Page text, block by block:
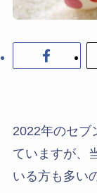
2022年のセブ
ていますが、
いる方も多い